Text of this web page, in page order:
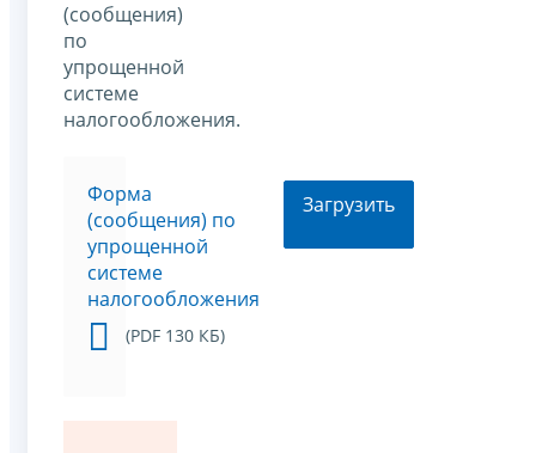
(сообщения)
по
упрощенной
системе
налогообложения.
Форма
(сообщения) по
упрощенной
системе
налогообложения
(PDF 130 КБ)
Загрузить